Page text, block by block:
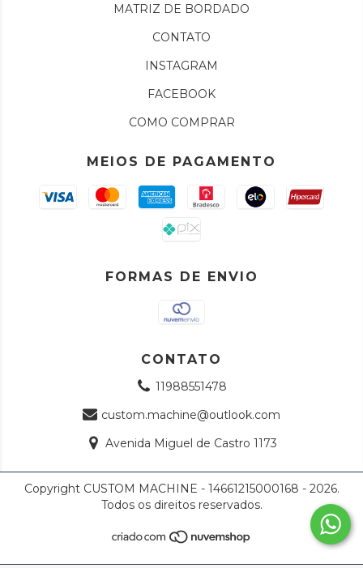
MATRIZ DE BORDADO
CONTATO
INSTAGRAM
FACEBOOK
COMO COMPRAR
MEIOS DE PAGAMENTO
FORMAS DE ENVIO
CONTATO
11988551478
custom.machine@outlook.com
Avenida Miguel de Castro 1173
Copyright CUSTOM MACHINE - 14661215000168 - 2026.
Todos os direitos reservados.